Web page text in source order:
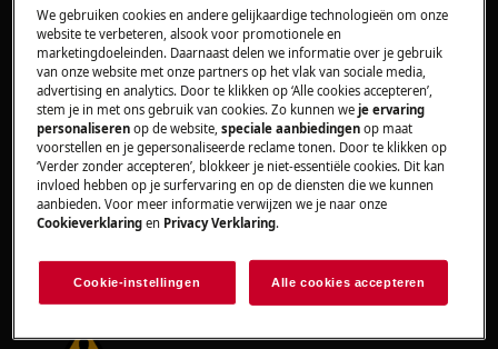
SCHOK
Schakel het apparaat uit en trek de stekker uit
het stopcontact voordat u enige reparatie of
onderhoud uitvoert.
We gebruiken cookies en andere gelijkaardige technologieën om onze
website te verbeteren, alsook voor promotionele en
marketingdoeleinden. Daarnaast delen we informatie over je gebruik
van onze website met onze partners op het vlak van sociale media,
advertising en analytics. Door te klikken op ‘Alle cookies accepteren’,
stem je in met ons gebruik van cookies. Zo kunnen weje ervaring
personaliseren op de website,speciale aanbiedingen op maat
voorstellen en je gepersonaliseerde reclame tonen. Door te klikken op
‘Verder zonder accepteren’, blokkeer je niet-essentiële cookies. Dit kan
invloed hebben op je surfervaring en op de diensten die we kunnen
aanbieden. Voor meer informatie verwijzen we je naar onze
Cookieverklaring en Privacy Verklaring.
Cookie-instellingen Alle cookies accepteren